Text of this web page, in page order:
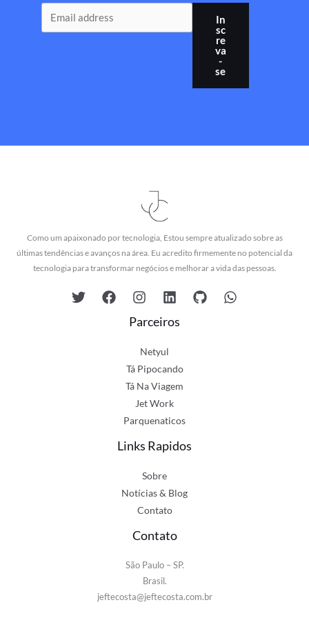
In
sc
re
va
-
se
Como um apaixonado por tecnologia, Estou sempre atualizado sobre as
últimas tendências e avanços na área. Eu acredito firmemente no potencial da
tecnologia para transformar negócios e melhorar a vida das pessoas.
Parceiros
Netyul
Tá Pipocando
Tá Na Viagem
Jet Work
Parquenaticos
Links Rapidos
Sobre
Notícias & Blog
Contato
Contato
São Paulo – SP.
Brasil.
jeftecosta@jeftecosta.com.br